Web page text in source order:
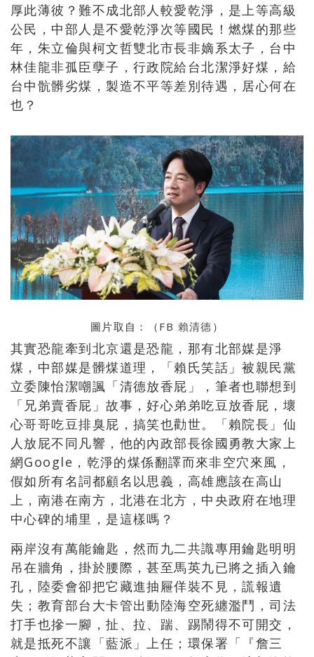
厚此薄彼？難不成北部人較愛乾淨，是上等高級
公民，中部人是不愛乾淨次等國民！燃煤的那些
年，朱立倫與柯文哲雙北市長非嫡系太子，台中
林佳龍非孤臣孽子，行政院給台北潔淨好煤，給
台中骯髒劣煤，製造不平等差別待遇，居心何在
也？
圖片取自：（FB 賴清德 ）
其實恐龍牽到北京還是恐龍，那有北部媒是淨
煤，中部媒是髒煤道理，「賴氏笑話」被親民黨
立委陳怡潔嘲諷「清德放香屁」，筆者也聯想到
「兄弟賣香屁」故事，好心弟弟吃豆放香屁，壞
心哥哥吃豆排臭屁，搞笑也勸世。「賴院長」仙
人放屁不同凡響，他的內政部長徐國勇教大家上
網Google，乾淨的煤係翻譯而來非空穴來風，
假如所有名詞都顧名以思義，高雄應該在高山
上，南港在南方，北港在北方，中央政府在地理
中心碑的埔里，是這樣嗎？
兩岸沒有萬能鑰匙，然而九二共識專用鑰匙明明
吊在牆角，掛於腰際，甚至馬英九已將之插入鑰
孔，陸委會卻把它藏進抽屜佯裝不見，謊報遺
失；教育部台大卡管出動陸海空死纏濫鬥，司法
打手也摻一腳，扯、拉、踹、踢鬧得不可開交，
就是抵死不讓「藍派」上任；環保署「『詹三